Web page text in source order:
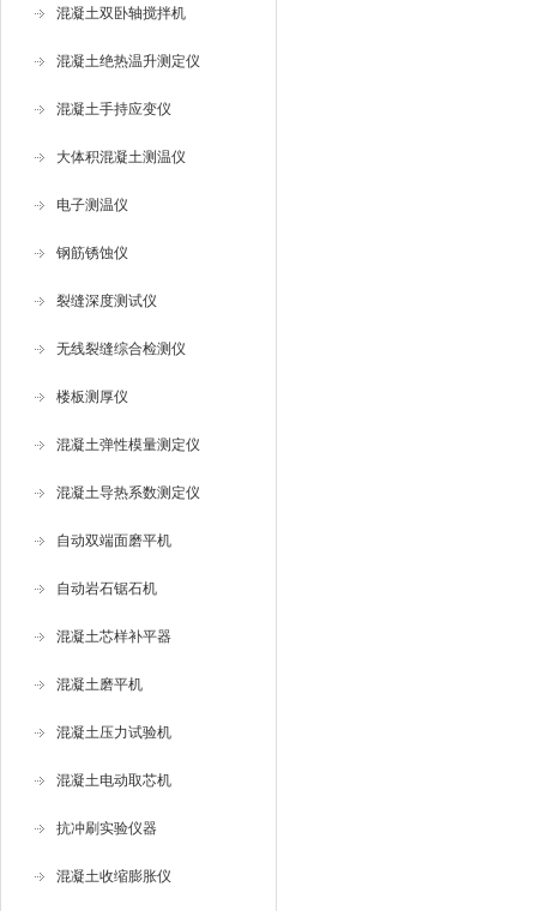
混凝土双卧轴搅拌机
混凝土绝热温升测定仪
混凝土手持应变仪
大体积混凝土测温仪
电子测温仪
钢筋锈蚀仪
裂缝深度测试仪
无线裂缝综合检测仪
楼板测厚仪
混凝土弹性模量测定仪
混凝土导热系数测定仪
自动双端面磨平机
自动岩石锯石机
混凝土芯样补平器
混凝土磨平机
混凝土压力试验机
混凝土电动取芯机
抗冲刷实验仪器
混凝土收缩膨胀仪